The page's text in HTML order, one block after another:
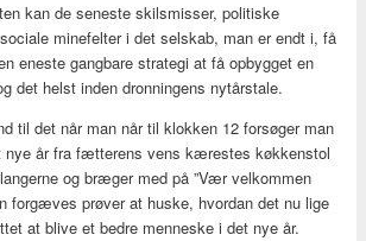
kan de seneste skilsmisser, politiske
minefelter i det selskab, man er endt i, få
eneste gangbare strategi at få opbygget en
det helst inden dronningens nytårstale.
til det når man når til klokken 12 forsøger man
nye år fra fætterens vens kærestes køkkenstol
og bræger med på ”Vær velkommen
forgæves prøver at huske, hvordan det nu lige
at blive et bedre menneske i det nye år.